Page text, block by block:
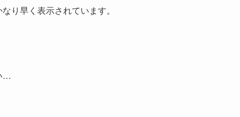
り早く表示されています。
…